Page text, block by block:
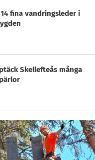
fina vandringsleder i
Skellefteås många